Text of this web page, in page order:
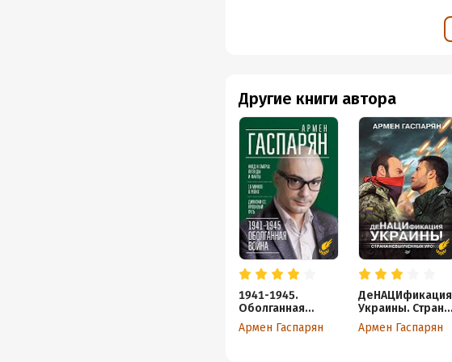
Другие книги автора
1941-1945.
Оболганная
война
Армен Гаспарян
ДеНАЦИфикация
Украины. Страна
невыученных
уроков
Армен Гаспарян